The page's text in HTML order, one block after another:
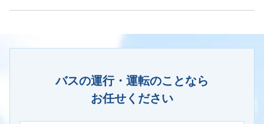
バスの運行・運転のことなら
お任せください